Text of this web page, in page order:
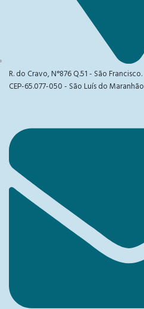
R. do Cravo, N°876 Q.51 - São Francisco.
CEP-65.077-050 - São Luís do Maranhão